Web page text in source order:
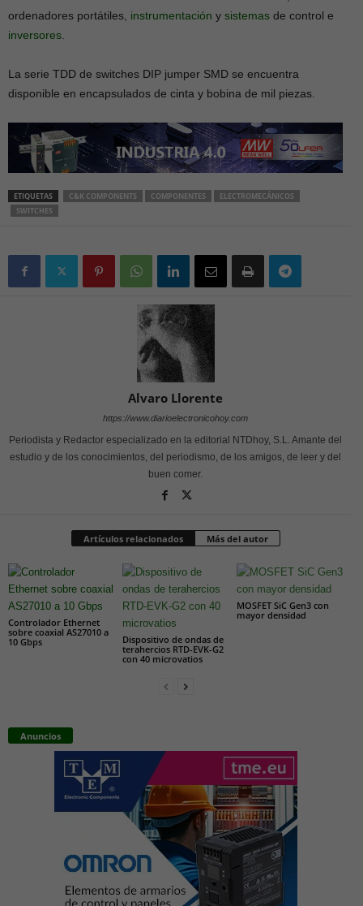
ordenadores portátiles, instrumentación y sistemas de control e
inversores
La serie TDD de switches DIP jumper SMD se encuentra
disponible en encapsulados de cinta y bobina de mil piezas.
ETIQUETAS C&K COMPONENTS COMPONENTES
ELECTROMECÁNICOS
SWITCHES
Alvaro Llorente
https://www.diarioelectronicohoy.com
Periodista y Redactor especializado en la editorial NTDhoy, S.L. Amante del
estudio y de los conocimientos, del periodismo, de los amigos, de leer y del
buen comer.
Artículos relacionados Más del autor
Controlador Ethernet
sobre coaxial AS27010 a
10 Gbps
Dispositivo de ondas de
terahercios RTD-EVK-G2
con 40 microvatios
MOSFET SiC Gen3 con
mayor densidad
Anuncios